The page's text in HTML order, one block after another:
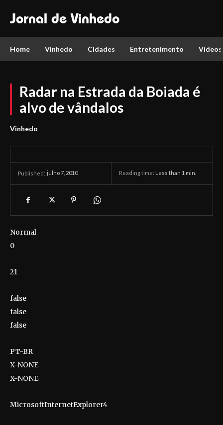
Jornal de Vinhedo
Home Vinhedo Cidades Entretenimento Vídeos
Radar na Estrada da Boiada é
alvo de vândalos
Vinhedo
Published: julho 7, 2010 Reading time: Less than 1 min.
Normal
0
21
false
false
false
PT-BR
X-NONE
X-NONE
MicrosoftInternetExplorer4